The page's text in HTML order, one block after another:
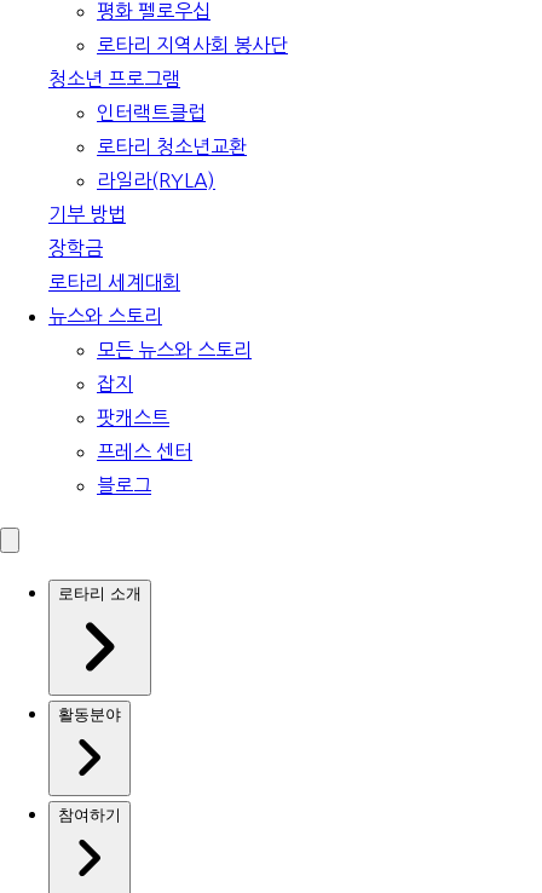
평화 펠로우십
로타리 지역사회 봉사단
청소년 프로그램
인터랙트클럽
로타리 청소년교환
라일라(RYLA)
기부 방법
장학금
로타리 세계대회
뉴스와 스토리
모든 뉴스와 스토리
잡지
팟캐스트
프레스 센터
블로그
로타리 소개
활동분야
참여하기